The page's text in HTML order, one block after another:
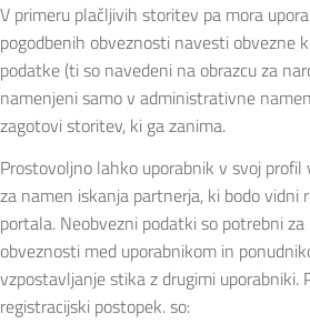
V primeru plačljivih storitev pa mora
pogodbenih obveznosti navesti obvezne
podatke (ti so navedeni na obrazcu za
namenjeni samo v administrativne
zagotovi storitev, ki ga zanima.
Prostovoljno lahko uporabnik v svoj
za namen iskanja partnerja, ki bodo vidni
portala. Neobvezni podatki so potrebni
obveznosti med uporabnikom in
vzpostavljanje stika z drugimi uporabniki.
registracijski postopek. so: